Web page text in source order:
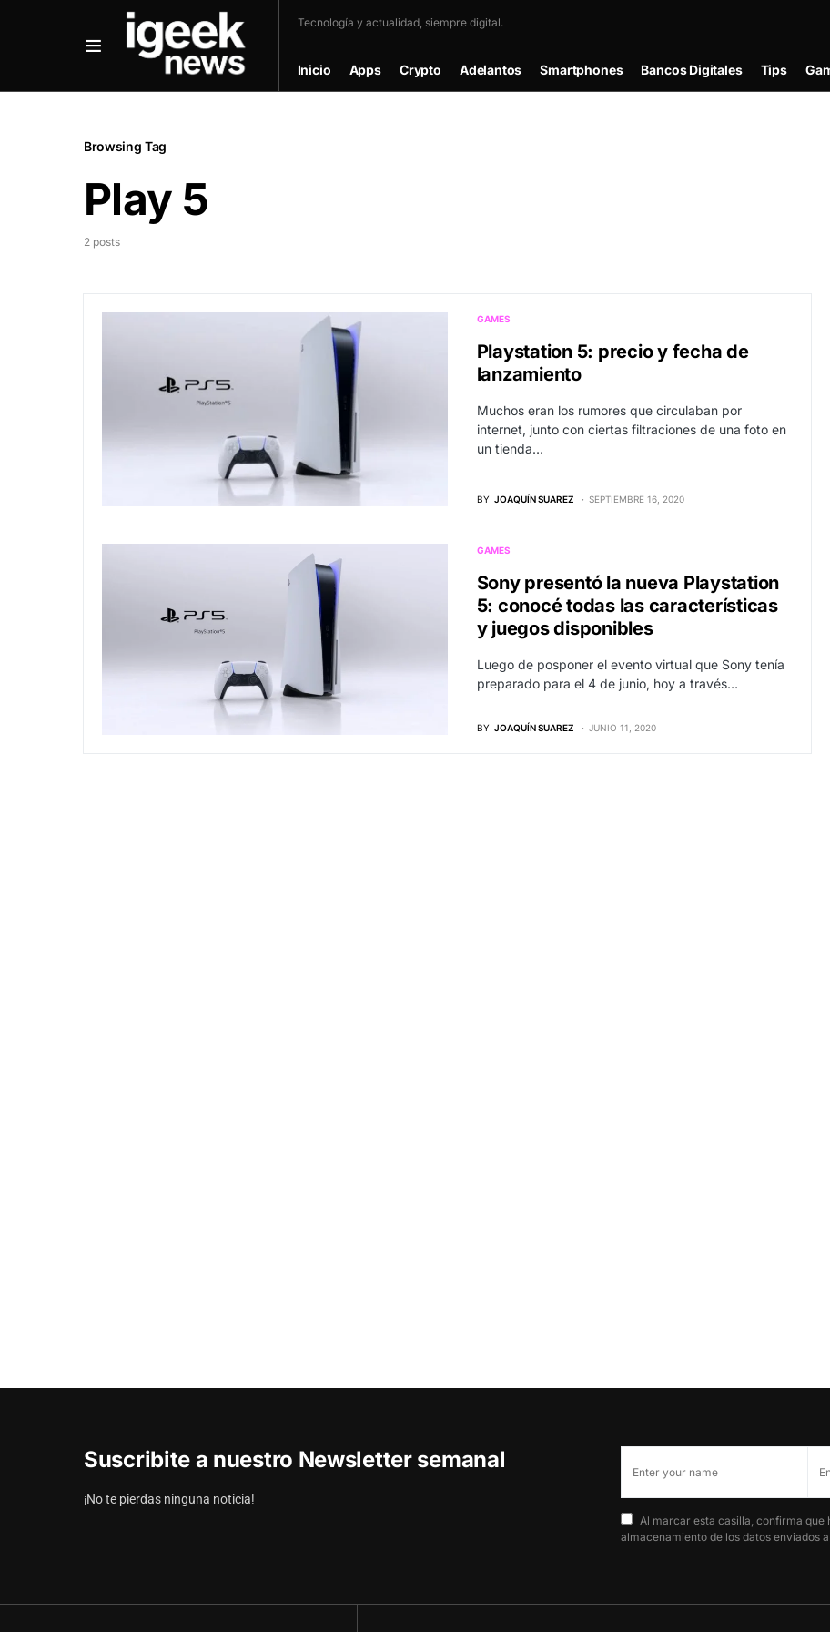
Tecnología y actualidad, siempre digital.
Inicio Apps Crypto Adelantos Smartphones Bancos Digitales Tips
Browsing Tag
Play 5
2 posts
GAMES
Playstation 5: precio y fecha de
lanzamiento
Muchos eran los rumores que circulaban por
internet, junto con ciertas filtraciones de una foto en
un tienda…
BY JOAQUÍN SUAREZ SEPTIEMBRE 16, 2020
GAMES
Sony presentó la nueva Playstation
5: conocé todas las características
y juegos disponibles
Luego de posponer el evento virtual que Sony tenía
preparado para el 4 de junio, hoy a través…
BY JOAQUÍN SUAREZ JUNIO 11, 2020
Suscribite a nuestro Newsletter semanal
¡No te pierdas ninguna noticia!
Al marcar esta casilla, confirma que
almacenamiento de los datos enviados